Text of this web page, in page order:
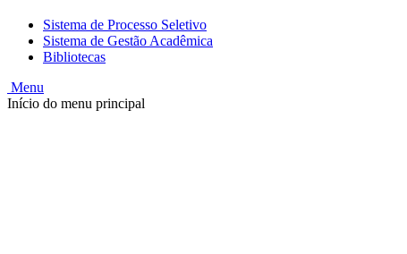
Sistema de Processo Seletivo
Sistema de Gestão Acadêmica
Bibliotecas
Menu
Início do menu principal